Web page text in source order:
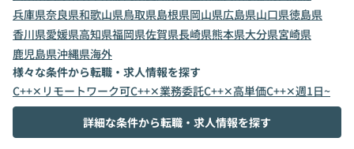
兵庫県奈良県和歌山県鳥取県島根県岡山県広島県山口県徳島県
香川県愛媛県高知県福岡県佐賀県長崎県熊本県大分県宮崎県
鹿児島県沖縄県海外
様々な条件から転職・求人情報を探す
C++✕リモートワーク可C++✕業務委託C++✕高単価C++✕週1日~
詳細な条件から転職・求人情報を探す